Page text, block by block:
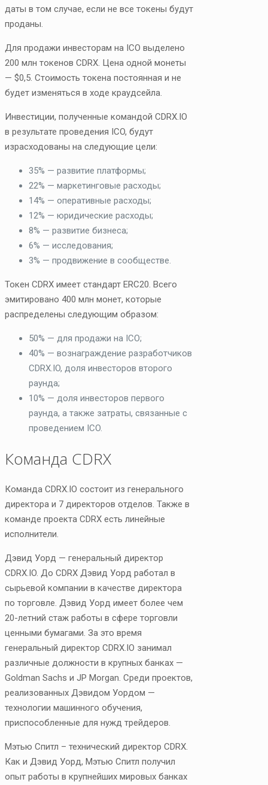
даты в том случае, если не все токены будут
проданы.
Для продажи инвесторам на ICO выделено
200 млн токенов CDRX. Цена одной монеты
— $0,5. Стоимость токена постоянная и не
будет изменяться в ходе краудсейла.
Инвестиции, полученные командой CDRX.IO
в результате проведения ICO, будут
израсходованы на следующие цели:
35% — развитие платформы;
22% — маркетинговые расходы;
14% — оперативные расходы;
12% — юридические расходы;
8% — развитие бизнеса;
6% — исследования;
3% — продвижение в сообществе.
Токен CDRX имеет стандарт ERC20. Всего
эмитировано 400 млн монет, которые
распределены следующим образом:
50% — для продажи на ICO;
40% — вознаграждение разработчиков
CDRX.IO, доля инвесторов второго
раунда;
10% — доля инвесторов первого
раунда, а также затраты, связанные с
проведением ICO.
Команда CDRX
Команда CDRX.IO состоит из генерального
директора и 7 директоров отделов. Также в
команде проекта CDRX есть линейные
исполнители.
Дэвид Уорд — генеральный директор
CDRX.IO. До CDRX Дэвид Уорд работал в
сырьевой компании в качестве директора
по торговле. Дэвид Уорд имеет более чем
20-летний стаж работы в сфере торговли
ценными бумагами. За это время
генеральный директор CDRX.IO занимал
различные должности в крупных банках —
Goldman Sachs и JP Morgan. Среди проектов,
реализованных Дэвидом Уордом —
технологии машинного обучения,
приспособленные для нужд трейдеров.
Мэтью Спитл – технический директор CDRX.
Как и Дэвид Уорд, Мэтью Спитл получил
опыт работы в крупнейших мировых банках